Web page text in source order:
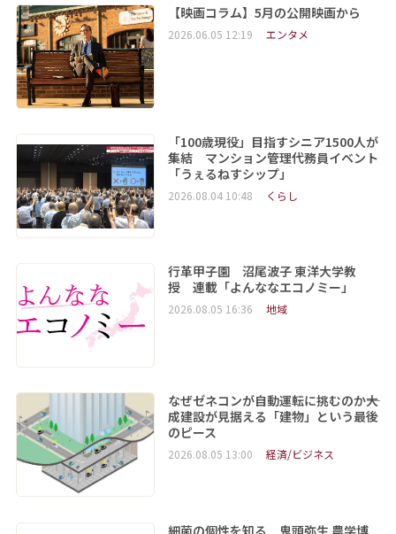
【映画コラム】5月の公開映画から
2026.06.05 12:19 エンタメ
「100歳現役」目指すシニア1500人が
集結 マンション管理代務員イベント
「うぇるねすシップ」
2026.08.04 10:48 くらし
行革甲子園 沼尾波子 東洋大学教
授 連載「よんななエコノミー」
2026.08.05 16:36 地域
なぜゼネコンが自動運転に挑むのか――大
成建設が見据える「建物」という最後
のピース
2026.08.05 13:00 経済/ビジネス
細菌の個性を知る 鬼頭弥生 農学博